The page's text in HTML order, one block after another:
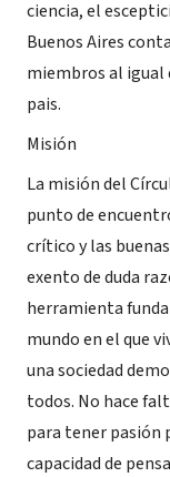
ciencia, el
Buenos Aires
miembros al igual
pais.
Misión
La misión del
punto de
crítico y las
exento de duda
herramienta
mundo en el que
una sociedad
todos. No hace
para tener pasión
capacidad de